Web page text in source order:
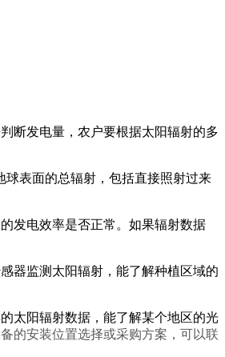
断发电量，农户要根据太阳辐射的多
表面的总辐射，包括直接照射过来
发电效率是否正常。如果辐射数据
器监测太阳辐射，能了解种植区域的
太阳辐射数据，能了解某个地区的光
的安装位置选择或采购方案，可以联